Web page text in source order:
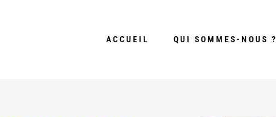
ACCUEIL QUI SOMMES-NOUS ?